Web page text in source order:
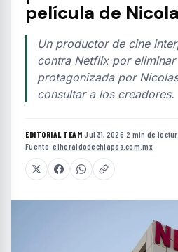
película de
Un productor de cine
contra Netflix por
protagonizada por
consultar a los creadores.
EDITORIAL TEAM·Jul 31, 2026·2 min de
Fuente:elheraldodechiapas.com.mx